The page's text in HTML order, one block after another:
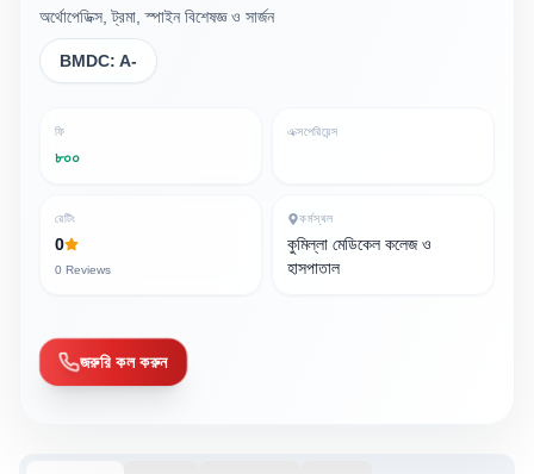
অর্থোপেডিক্স, ট্রমা, স্পাইন বিশেষজ্ঞ ও সার্জন
BMDC: A-
ফি
৮০০
এক্সপেরিয়েন্স
রেটিং
0
0 Reviews
কর্মস্থল
কুমিল্লা মেডিকেল কলেজ ও
হাসপাতাল
জরুরি কল করুন